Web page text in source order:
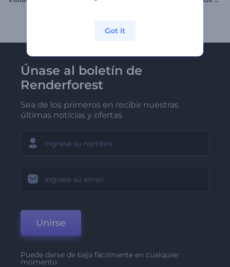
Únase al boletín de
Renderforest
Sea de los primeros en recibir nuestras
últimas noticias y ofertas
Unirse
Puede darse de baja fácilmente en cualquier
momento.
Got it